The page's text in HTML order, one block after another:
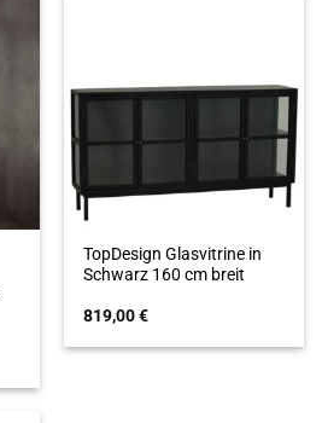
TopDesign Glasvitrine in
Schwarz 160 cm breit
819,00€